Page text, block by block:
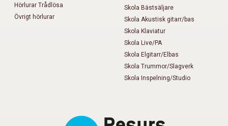
Hörlurar Trådlösa
Övrigt hörlurar
Skola Bästsäljare
Skola Akustisk gitarr/bas
Skola Klaviatur
Skola Live/PA
Skola Elgitarr/Elbas
Skola Trummor/Slagverk
Skola Inspelning/Studio